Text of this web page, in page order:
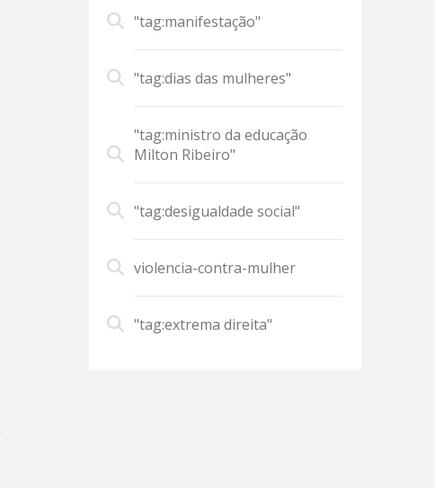
"tag:manifestação"
"tag:dias das mulheres"
"tag:ministro da educação
Milton Ribeiro"
"tag:desigualdade social"
violencia-contra-mulher
"tag:extrema direita"